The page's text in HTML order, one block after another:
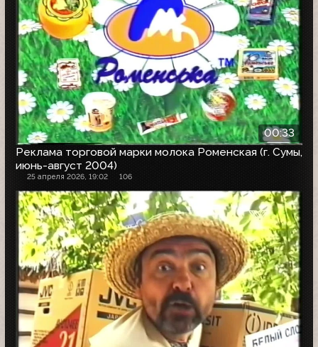
00:33
Реклама торговой марки молока Роменская (г. Сумы,
июнь-август 2004)
25 апреля 2026, 19:02 106